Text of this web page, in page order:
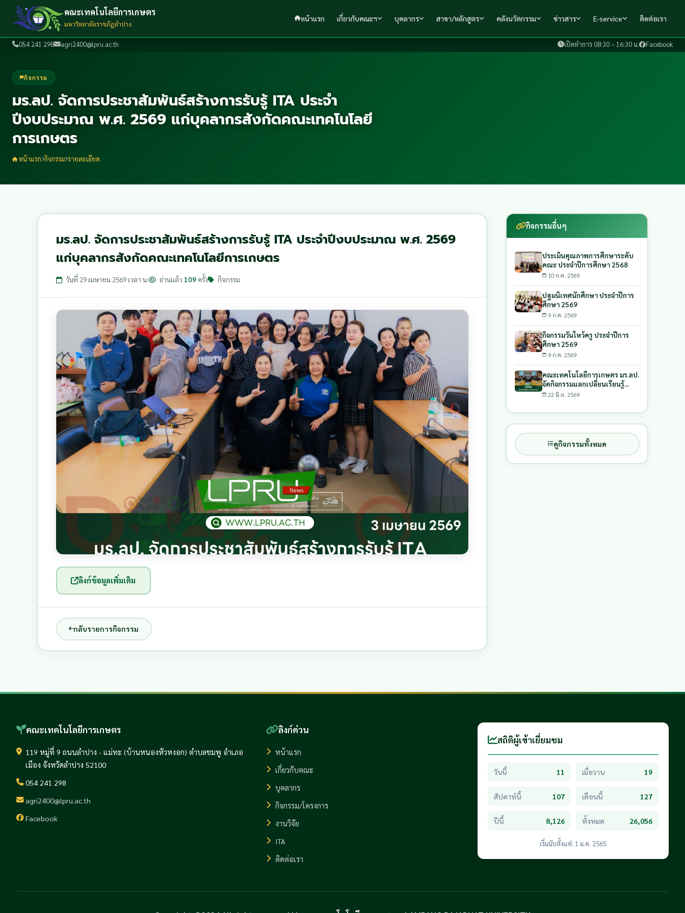
054 241 298 agri2400@lpru.ac.th เปิดทำการ 08:30 – 16:30 น. Facebook
คณะเทคโนโลยีการเกษตร
มหาวิทยาลัยราชภัฏลำปาง
หน้าแรก เกี่ยวกับคณะฯ บุคลากร สาขา/หลักสูตร คลังนวัตกรรม ข่าวสาร E-service ติดต่อเรา
กิจกรรม
มร.ลป. จัดการประชาสัมพันธ์สร้างการรับรู้ ITA ประจำ
ปีงบประมาณ พ.ศ. 2569 แก่บุคลากรสังกัดคณะเทคโนโลยี
การเกษตร
หน้าแรก กิจกรรม รายละเอียด
มร.ลป. จัดการประชาสัมพันธ์สร้างการรับรู้ ITA ประจำปีงบประมาณ พ.ศ. 2569
แก่บุคลากรสังกัดคณะเทคโนโลยีการเกษตร
วันที่ 29 เมษายน 2569 เวลา น. อ่านแล้ว 109ครั้ง กิจกรรม
ลิงก์ข้อมูลเพิ่มเติม
กลับรายการกิจกรรม
กิจกรรมอื่นๆ
ประเมินคุณภาพการศึกษาระดับ
คณะ ประจำปีการศึกษา 2568
10 ก.ค. 2569
ปฐมนิเทศนักศึกษา ประจำปีการ
ศึกษา 2569
9 ก.ค. 2569
กิจกรรมวันไหว้ครู ประจำปีการ
ศึกษา 2569
9 ก.ค. 2569
คณะเทคโนโลยีการเกษตร มร.ลป.
จัดกิจกรรมแลกเปลี่ยนเรียนรู้
กระบวนการยกระดับสินค้าเกษตร
การ และการรับงบประมาณ
22 มิ.ย. 2569
ดูกิจกรรมทั้งหมด
คณะเทคโนโลยีการเกษตร
119 หมู่ที่ 9 ถนนลำปาง - แม่ทะ (บ้านหนองหัวหงอก) ตำบลชมพู อำเภอ
เมือง จังหวัดลำปาง 52100
054 241 298
agri2400@lpru.ac.th
Facebook
ลิงก์ด่วน
หน้าแรก
เกี่ยวกับคณะ
บุคลากร
กิจกรรม/โครงการ
งานวิจัย
ITA
ติดต่อเรา
สถิติผู้เข้าเยี่ยมชม
วันนี้ 11 เมื่อวาน 19
สัปดาห์นี้ 107 เดือนนี้ 127
ปีนี้ 8,126 ทั้งหมด 26,056
เริ่มนับตั้งแต่: 1 ม.ค. 2565